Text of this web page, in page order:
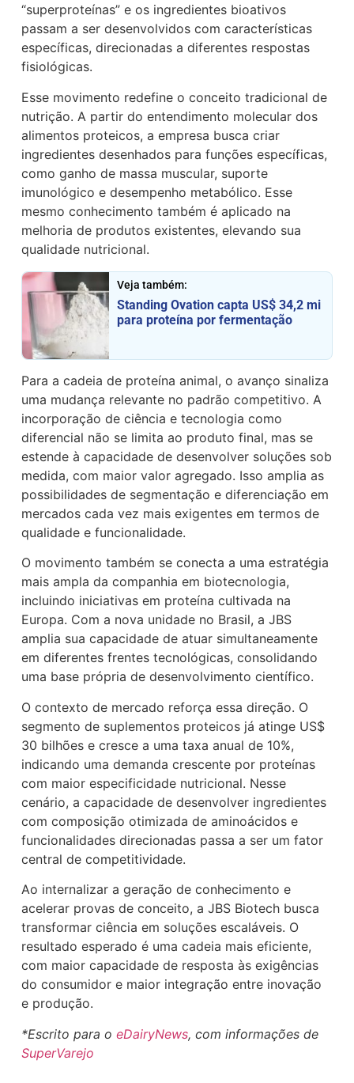
“superproteínas” e os ingredientes bioativos
passam a ser desenvolvidos com características
específicas, direcionadas a diferentes respostas
fisiológicas.
Esse movimento redefine o conceito tradicional de
nutrição. A partir do entendimento molecular dos
alimentos proteicos, a empresa busca criar
ingredientes desenhados para funções específicas,
como ganho de massa muscular, suporte
imunológico e desempenho metabólico. Esse
mesmo conhecimento também é aplicado na
melhoria de produtos existentes, elevando sua
qualidade nutricional.
Veja também:
Standing Ovation capta US$ 34,2 mi
para proteína por fermentação
Para a cadeia de proteína animal, o avanço sinaliza
uma mudança relevante no padrão competitivo. A
incorporação de ciência e tecnologia como
diferencial não se limita ao produto final, mas se
estende à capacidade de desenvolver soluções sob
medida, com maior valor agregado. Isso amplia as
possibilidades de segmentação e diferenciação em
mercados cada vez mais exigentes em termos de
qualidade e funcionalidade.
O movimento também se conecta a uma estratégia
mais ampla da companhia em biotecnologia,
incluindo iniciativas em proteína cultivada na
Europa. Com a nova unidade no Brasil, a JBS
amplia sua capacidade de atuar simultaneamente
em diferentes frentes tecnológicas, consolidando
uma base própria de desenvolvimento científico.
O contexto de mercado reforça essa direção. O
segmento de suplementos proteicos já atinge US$
30 bilhões e cresce a uma taxa anual de 10%,
indicando uma demanda crescente por proteínas
com maior especificidade nutricional. Nesse
cenário, a capacidade de desenvolver ingredientes
com composição otimizada de aminoácidos e
funcionalidades direcionadas passa a ser um fator
central de competitividade.
Ao internalizar a geração de conhecimento e
acelerar provas de conceito, a JBS Biotech busca
transformar ciência em soluções escaláveis. O
resultado esperado é uma cadeia mais eficiente,
com maior capacidade de resposta às exigências
do consumidor e maior integração entre inovação
e produção.
*Escrito para oeDairyNews, com informações de
SuperVarejo